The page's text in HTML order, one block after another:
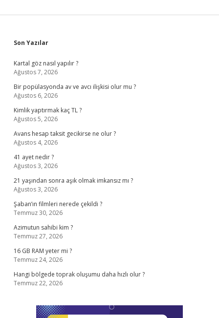
Sidebar
Son Yazılar
Kartal göz nasıl yapılır ?
Ağustos 7, 2026
Bir popülasyonda av ve avcı ilişkisi olur mu ?
Ağustos 6, 2026
Kimlik yaptırmak kaç TL ?
Ağustos 5, 2026
Avans hesap taksit gecikirse ne olur ?
Ağustos 4, 2026
41 ayet nedir ?
Ağustos 3, 2026
21 yaşından sonra aşık olmak imkansız mı ?
Ağustos 3, 2026
Şaban’ın filmleri nerede çekildi ?
Temmuz 30, 2026
Azimutun sahibi kim ?
Temmuz 27, 2026
16 GB RAM yeter mi ?
Temmuz 24, 2026
Hangi bölgede toprak oluşumu daha hızlı olur ?
Temmuz 22, 2026